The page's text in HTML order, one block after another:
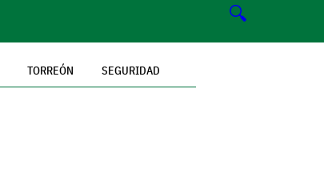
🔍
TORREÓN SEGURIDAD